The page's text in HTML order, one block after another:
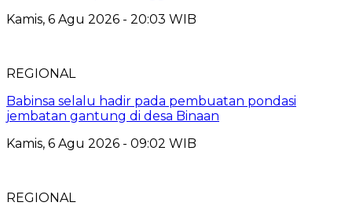
Kamis, 6 Agu 2026 - 20:03 WIB
REGIONAL
Babinsa selalu hadir pada pembuatan pondasi
jembatan gantung di desa Binaan
Kamis, 6 Agu 2026 - 09:02 WIB
REGIONAL